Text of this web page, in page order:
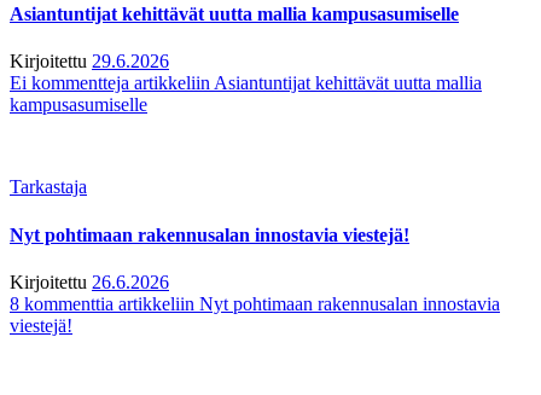
Asiantuntijat kehittävät uutta mallia kampusasumiselle
Kirjoitettu 29.6.2026
Ei kommentteja artikkeliin Asiantuntijat kehittävät uutta mallia
kampusasumiselle
Tarkastaja
Nyt pohtimaan rakennusalan innostavia viestejä!
Kirjoitettu 26.6.2026
8 kommenttia artikkeliin Nyt pohtimaan rakennusalan innostavia
viestejä!